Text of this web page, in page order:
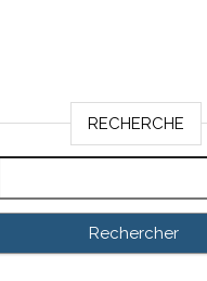
RECHERCHE